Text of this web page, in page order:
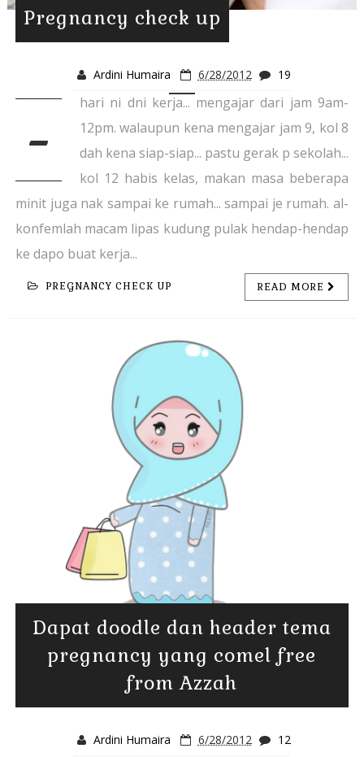
Pregnancy check up
Ardini Humaira 6/28/2012 19
-
hari ni dni kerja... mengajar dari jam 9am-
12pm. walaupun kena mengajar jam 9, kol 8
dah kena siap-siap... pastu gerak p sekolah...
kol 12 habis kelas, makan masa beberapa
minit juga nak sampai ke rumah... sampai je rumah. al-
konfemlah macam lipas kudung pulak hendap-hendap
ke dapo buat kerja...
PREGNANCY CHECK UP READ MORE
Dapat doodle dan header tema
pregnancy yang comel free
from Azzah
Ardini Humaira 6/28/2012 12